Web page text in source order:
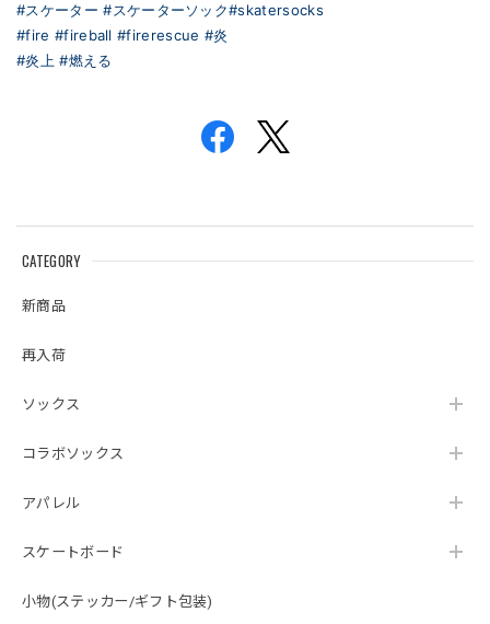
#スケーター #スケーターソック#skatersocks
#fire #fireball #firerescue #炎
#炎上 #燃える
CATEGORY
新商品
再入荷
ソックス
コラボソックス
アパレル
スケートボード
小物(ステッカー/ギフト包装)